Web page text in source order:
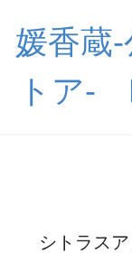
媛香蔵
トア-
シトラス